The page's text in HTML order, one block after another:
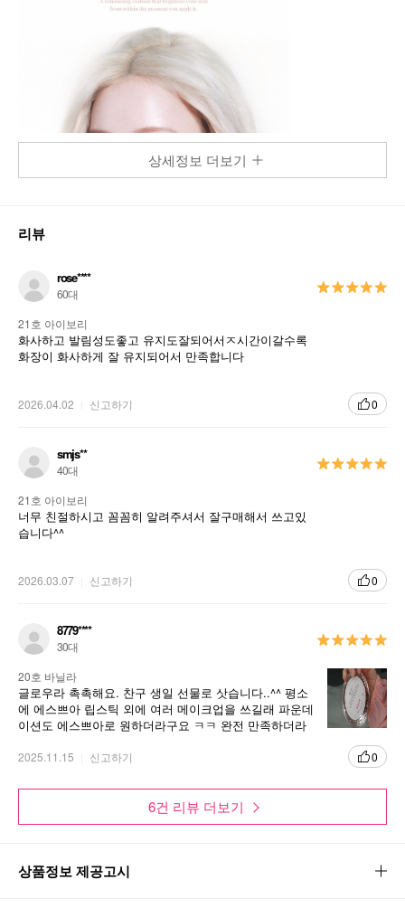
상세정보 더보기
리뷰
rose****
60대
21호 아이보리
화사하고 발림성도좋고 유지도잘되어서ㅈ시간이갈수록
화장이 화사하게 잘 유지되어서 만족합니다
2026.04.02 신고하기 0
smjs**
40대
21호 아이보리
너무 친절하시고 꼼꼼히 알려주셔서 잘구매해서 쓰고있
습니다^^
2026.03.07 신고하기 0
8779****
30대
20호 바닐라
글로우라 촉촉해요. 찬구 생일 선물로 삿습니다..^^ 평소
에 에스쁘아 립스틱 외에 여러 메이크업을 쓰길래 파운데
이션도 에스쁘아로 원하더라구요 ㅋㅋ 완전 만족하더라
2025.11.15 신고하기 0
6건 리뷰 더보기
상품정보 제공고시